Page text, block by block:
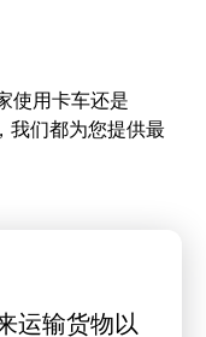
使用卡车还是
我们都为您提供最
运输货物以